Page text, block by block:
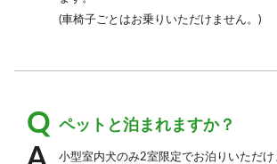
(車椅子ごとはお乗りいただけません。)
ペットと泊まれますか？
小型室内犬のみ2室限定でお泊りいただ